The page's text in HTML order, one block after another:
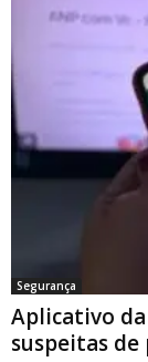
Segurança
Aplicativo
suspeitas de